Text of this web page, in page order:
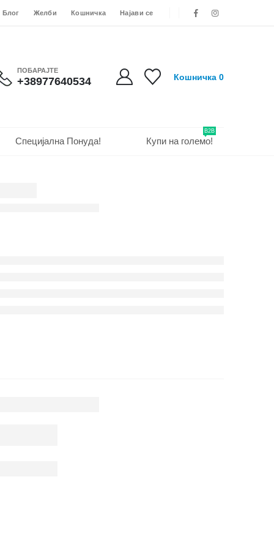
Блог Желби Кошничка Најави се
ПОБАРАЈТЕ
+38977640534 Кошничка 0
Специјална Понуда! Купи на големо!
B2B